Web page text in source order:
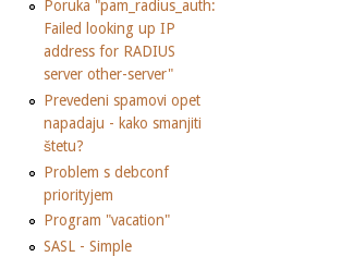
Poruka "pam_radius_auth:
Failed looking up IP
address for RADIUS
server other-server"
Prevedeni spamovi opet
napadaju - kako smanjiti
štetu?
Problem s debconf
priorityjem
Program "vacation"
SASL - Simple